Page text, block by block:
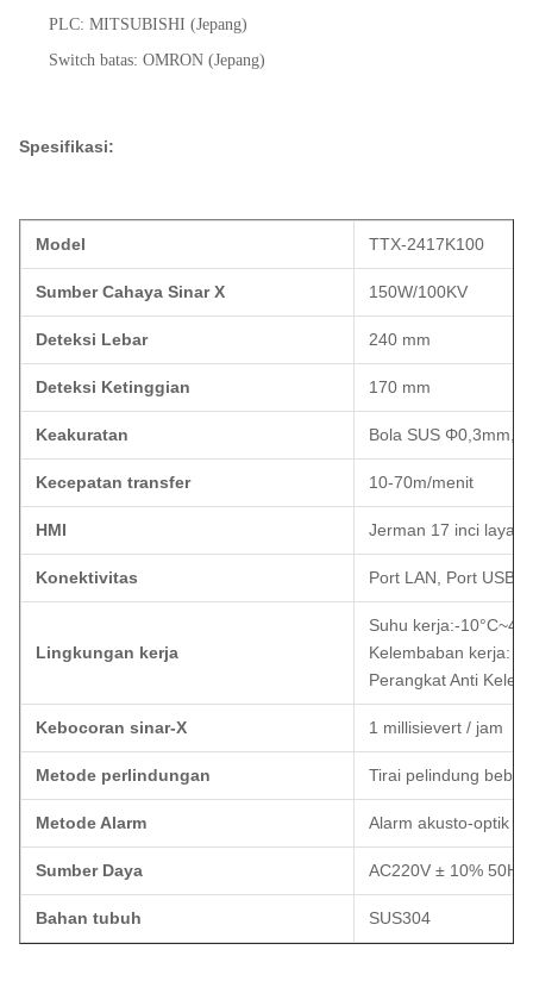
PLC: MITSUBISHI (Jepang)
Switch batas: OMRON (Jepang)
Spesifikasi:
Model TTX-2417K100
Sumber Cahaya Sinar X 150W/100KV
Deteksi Lebar 240 mm
Deteksi Ketinggian 170 mm
Keakuratan Bola SUS Φ0,3mm,
Kecepatan transfer 10-70m/menit
HMI Jerman 17 inci layar
Konektivitas Port LAN, Port USB
Lingkungan kerja
Suhu kerja:-
Kelembaban kerja:
Perangkat Anti
Kebocoran sinar-X 1 millisievert / jam
Metode perlindungan Tirai pelindung
Metode Alarm Alarm akusto-optik
Sumber Daya AC220V ± 10%
Bahan tubuh SUS304